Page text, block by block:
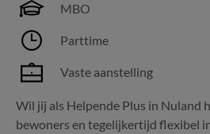
MBO
Parttime
Vaste aanstelling
Wil jij als Helpende Plus in Nuland
bewoners en tegelijkertijd flexibel